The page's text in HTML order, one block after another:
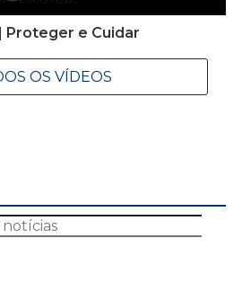
Proteger e Cuidar
OS VÍDEOS